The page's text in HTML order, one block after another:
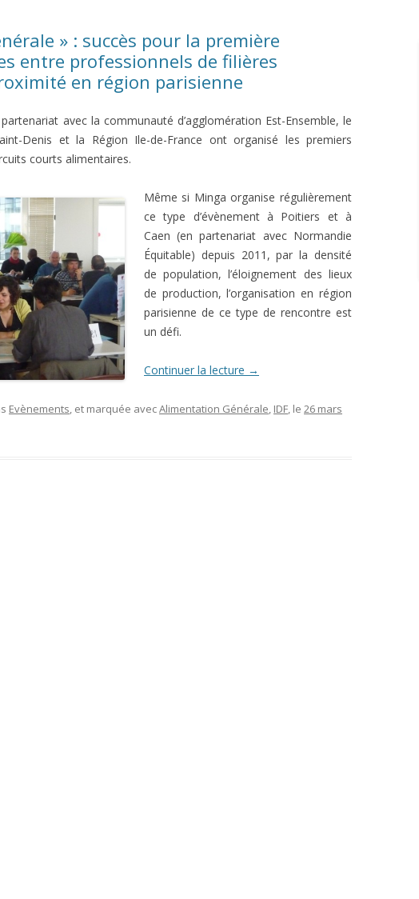
ÖKONOMIE
EVÉNEMENT DE LANCEMENT
» : succès pour la première
entre professionnels de filières
en région parisienne
avec la communauté d’agglomération Est-Ensemble, le
Denis et la Région Ile-de-France ont organisé les premiers
courts alimentaires.
Même si Minga organise régulièrement
ce type d’évènement à Poitiers et à
Caen (en partenariat avec Normandie
Équitable) depuis 2011, par la densité
de population, l’éloignement des lieux
de production, l’organisation en région
parisienne de ce type de rencontre est
un défi.
Continuer la lecture →
Evènements, et marquée avecAlimentation Générale, IDF, le 26 mars